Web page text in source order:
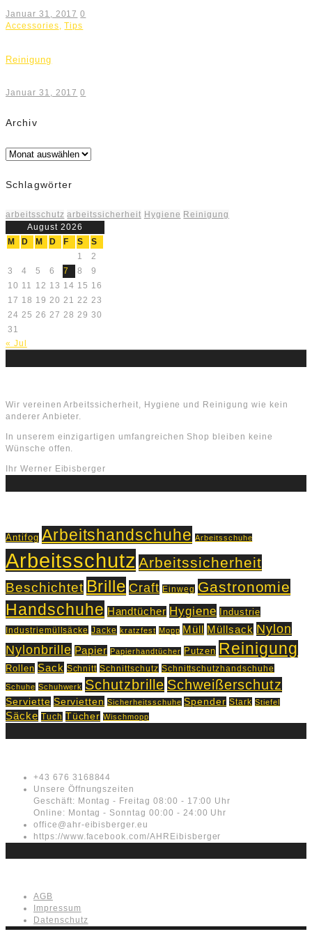
Januar 31, 2017 0
Accessories,Tips
Reinigung
Januar 31, 2017 0
Archiv
Archiv
Schlagwörter
arbeitsschutz arbeitssicherheit Hygiene Reinigung
August 2026
M
D M D F S
S
1
2
3
4 5 6 7 8
9
10 11 12 13 14 15 16
17 18 19 20 21 22 23
24 25 26 27 28 29 30
31
« Jul
Wir vereinen Arbeitssicherheit, Hygiene und Reinigung wie kein
anderer Anbieter.
In unserem einzigartigen umfangreichen Shop bleiben keine
Wünsche offen.
Ihr Werner Eibisberger
Antifog Arbeitshandschuhe Arbeitsschuhe
Arbeitsschutz Arbeitssicherheit
Beschichtet Brille Craft Einweg Gastronomie
Handschuhe Handtücher Hygiene Industrie
Industriemüllsäcke Jacke kratzfest Mopp Müll Müllsack Nylon
Nylonbrille Papier Papierhandtücher Putzen Reinigung
Rollen Sack Schnitt Schnittschutz Schnittschutzhandschuhe
Schuhe Schuhwerk Schutzbrille Schweißerschutz
Serviette Servietten Sicherheitsschuhe Spender Stark Stiefel
Säcke Tuch Tücher Wischmopp
+43 676 3168844
Unsere Öffnungszeiten
Geschäft: Montag - Freitag 08:00 - 17:00 Uhr
Online: Montag - Sonntag 00:00 - 24:00 Uhr
office@ahr-eibisberger.eu
https://www.facebook.com/AHREibisberger
AGB
Impressum
Datenschutz